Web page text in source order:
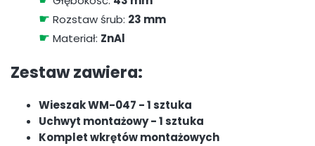
☛ Rozstaw śrub: 23 mm
☛ Materiał: ZnAl
Zestaw zawiera:
Wieszak WM-047 - 1 sztuka
Uchwyt montażowy - 1 sztuka
Komplet wkrętów montażowych